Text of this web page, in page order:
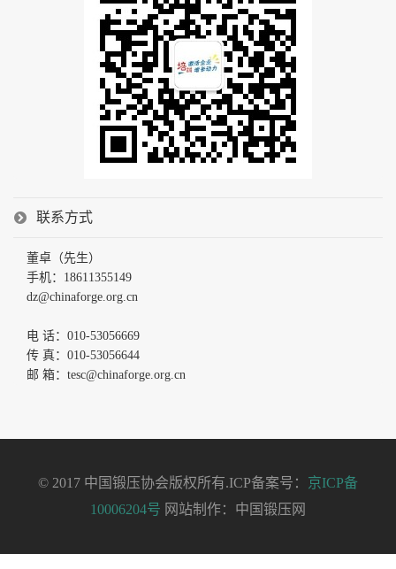
联系方式
董卓（先生）
手机：18611355149
dz@chinaforge.org.cn
电 话：010-53056669
传 真：010-53056644
邮 箱：tesc@chinaforge.org.cn
© 2017 中国锻压协会版权所有.ICP备案号： 京ICP备
10006204号 网站制作：中国锻压网